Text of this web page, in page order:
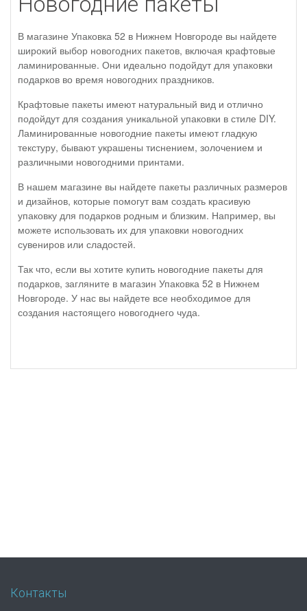
В магазине Упаковка 52 в Нижнем Новгороде вы найдете
широкий выбор новогодних пакетов, включая крафтовые
ламинированные. Они идеально подойдут для упаковки
подарков во время новогодних праздников.
Крафтовые пакеты имеют натуральный вид и отлично
подойдут для создания уникальной упаковки в стиле DIY.
Ламинированные новогодние пакеты имеют гладкую
текстуру, бывают украшены тиснением, золочением и
различными новогодними принтами.
В нашем магазине вы найдете пакеты различных размеров
и дизайнов, которые помогут вам создать красивую
упаковку для подарков родным и близким. Например, вы
можете использовать их для упаковки новогодних
сувениров или сладостей.
Так что, если вы хотите купить новогодние пакеты для
подарков, загляните в магазин Упаковка 52 в Нижнем
Новгороде. У нас вы найдете все необходимое для
создания настоящего новогоднего чуда.
Контакты